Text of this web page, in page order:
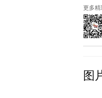
更多精
邢
官方
图